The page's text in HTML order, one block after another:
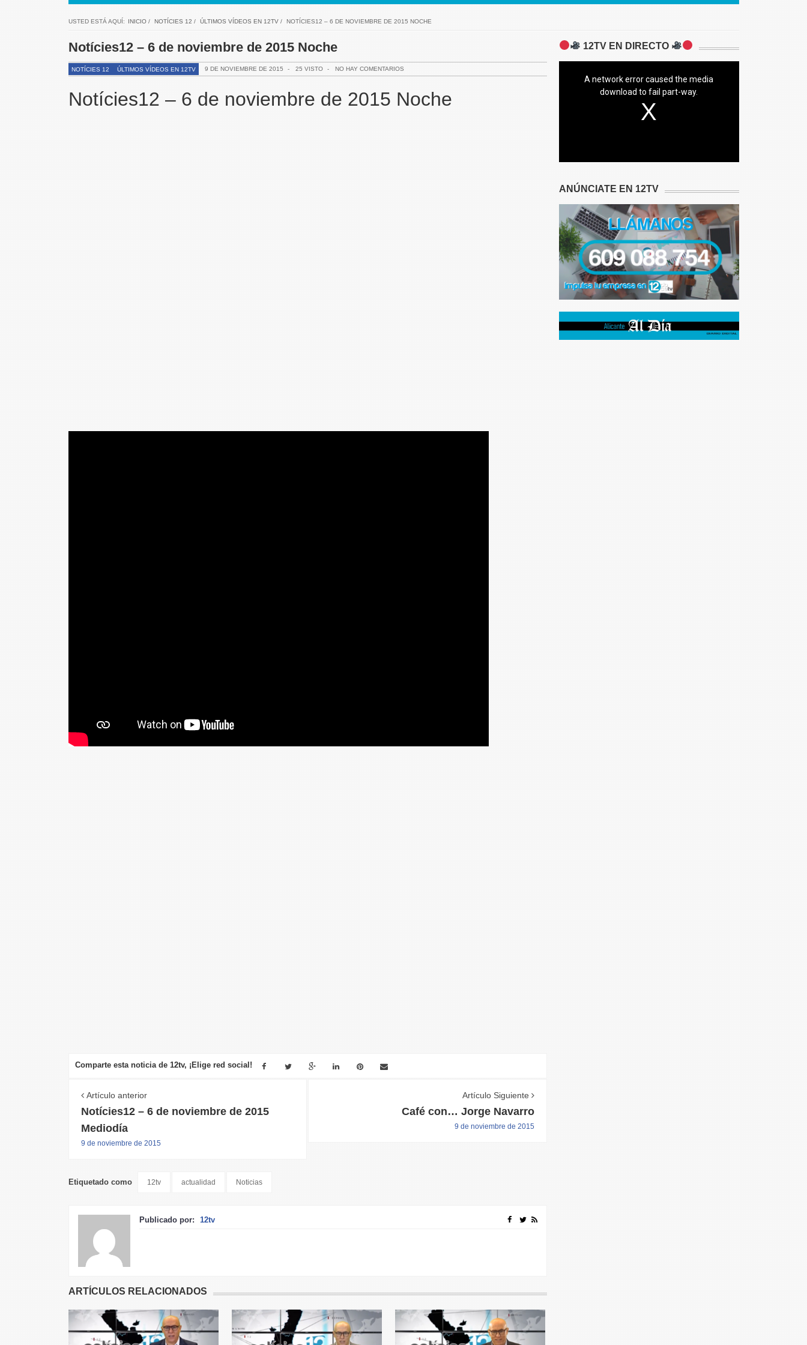
USTED ESTÁ AQUÍ: INICIO/ NOTÍCIES 12 / ÚLTIMOS VÍDEOS EN 12TV/ NOTÍCIES12 – 6 DE NOVIEMBRE DE 2015 NOCHE
Notícies12 – 6 de noviembre de 2015 Noche
NOTÍCIES 12 ÚLTIMOS VÍDEOS EN 12TV 9 DE NOVIEMBRE DE 2015 - 25 VISTO - NO HAY COMENTARIOS
Notícies12 – 6 de noviembre de 2015 Noche
Comparte esta noticia de 12tv, ¡Elige red social!
Artículo anterior
Notícies12 – 6 de noviembre de 2015
Mediodía
9 de noviembre de 2015
Artículo Siguiente
Café con… Jorge Navarro
9 de noviembre de 2015
Etiquetado como 12tv actualidad Noticias
Publicado por: 12tv
ARTÍCULOS RELACIONADOS
12TV EN DIRECTO
A network error caused the media
download to fail part-way.
ANÚNCIATE EN 12TV